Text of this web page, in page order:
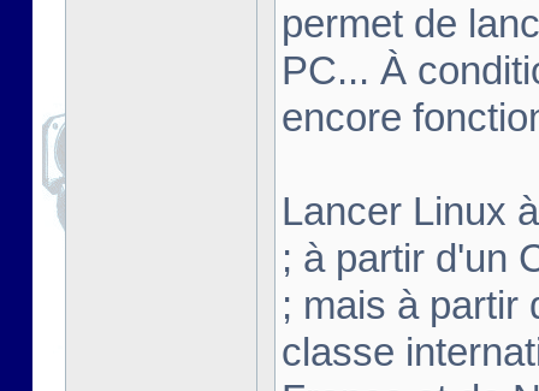
permet de
PC... À
encore
Lancer Linux
; à partir d'un
; mais à partir
classe